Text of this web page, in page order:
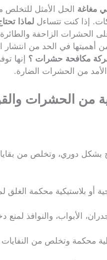
مغاغة الحل الأمثل
إذا كنت تتساءل لماذا
الحشرات الزاحفة
أهميتها في الحد من
مكافحة حشرات ؟ إنها
من الحشرات الضارة.
من الحشرات
بشكل دوري، وتخلص من
أو بلاستيكية محكمة الغلق
الأبواب، والنوافذ لمنع
محكمة وتخلص من